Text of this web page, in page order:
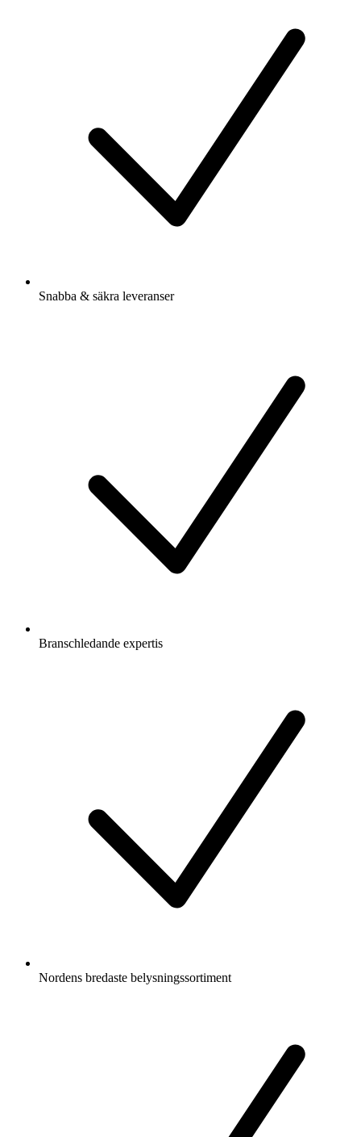
Snabba & säkra leveranser
Branschledande expertis
Nordens bredaste belysningssortiment